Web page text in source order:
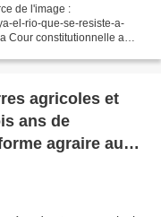
de l'image :
el-rio-que-se-resiste-a-
Cour constitutionnelle a
agricoles et
ans de
agraire au